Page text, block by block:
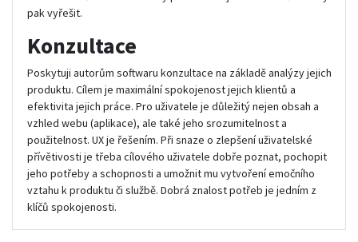
pak vyřešit.
Konzultace
Poskytuji autorům softwaru konzultace na základě analýzy jejich
produktu. Cílem je maximální spokojenost jejich klientů a
efektivita jejich práce. Pro uživatele je důležitý nejen obsah a
vzhled webu (aplikace), ale také jeho srozumitelnost a
použitelnost. UX je řešením. Při snaze o zlepšení uživatelské
přívětivosti je třeba cílového uživatele dobře poznat, pochopit
jeho potřeby a schopnosti a umožnit mu vytvoření emočního
vztahu k produktu či službě. Dobrá znalost potřeb je jedním z
klíčů spokojenosti.